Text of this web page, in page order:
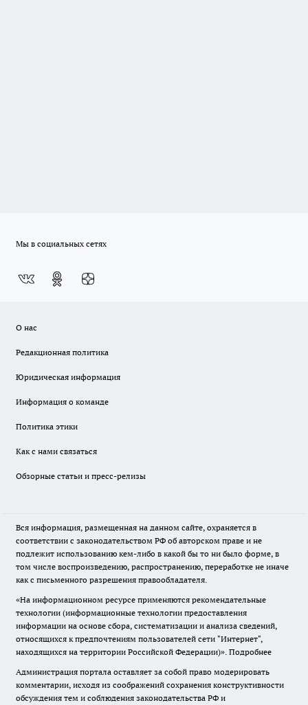
Мы в социальных сетях
О нас
Редакционная политика
Юридическая информация
Информация о команде
Политика этики
Как с нами связаться
Обзорные статьи и пресс-релизы
Вся информация, размещенная на данном сайте, охраняется в
соответствии с законодательством РФ об авторском праве и не
подлежит использованию кем-либо в какой бы то ни было форме, в
том числе воспроизведению, распространению, переработке не иначе
как с письменного разрешения правообладателя.
«На информационном ресурсе применяются рекомендательные
технологии (информационные технологии предоставления
информации на основе сбора, систематизации и анализа сведений,
относящихся к предпочтениям пользователей сети "Интернет",
находящихся на территории Российской Федерации)». Подробнее
Администрация портала оставляет за собой право модерировать
комментарии, исходя из соображений сохранения конструктивности
обсуждения тем и соблюдения законодательства РФ и